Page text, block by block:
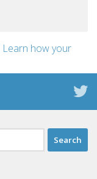
Learn how your